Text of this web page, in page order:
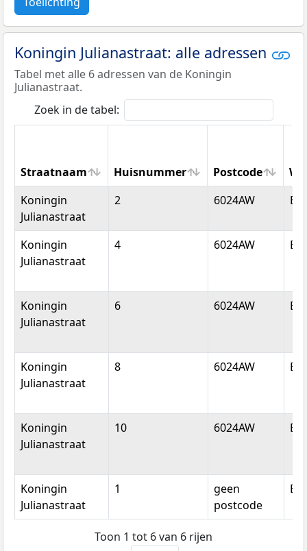
Koningin Julianastraat: alle adressen
Tabel met alle 6 adressen van de Koningin
Julianastraat.
Zoek in de tabel:
Straatnaam Huisnummer Postcode
Straatnaam
Huisnummer Postcode
Koningin
Julianastraat
2 6024AW
Koningin
Julianastraat
4 6024AW
Koningin
Julianastraat
6 6024AW
Koningin
Julianastraat
8 6024AW
Koningin
Julianastraat
10 6024AW
Koningin
Julianastraat
1
geen
postcode
Toon 1 tot 6 van 6 rijen